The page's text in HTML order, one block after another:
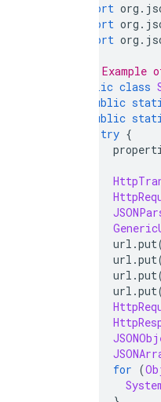
import org .
import org .
import org .
/** Example
public class
public
public
try {
url .put
url .put
url .put
url .put
for (